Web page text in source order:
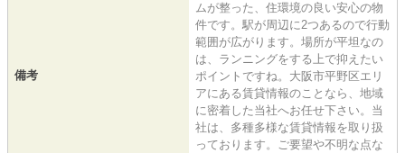
備考
ムが整った、住環境の良い安心の物
件です。駅が周辺に2つあるので行動
範囲が広がります。場所が平坦なの
は、ランニングをする上で抑えたい
ポイントですね。大阪市平野区エリ
アにある賃貸情報のことなら、地域
に密着した当社へお任せ下さい。当
社は、多種多様な賃貸情報を取り扱
っております。ご要望や不明な点な